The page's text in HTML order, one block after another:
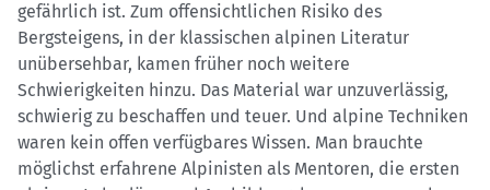
gefährlich ist. Zum offensichtlichen Risiko des
Bergsteigens, in der klassischen alpinen Literatur
unübersehbar, kamen früher noch weitere
Schwierigkeiten hinzu. Das Material war unzuverlässig,
schwierig zu beschaffen und teuer. Und alpine Techniken
waren kein offen verfügbares Wissen. Man brauchte
möglichst erfahrene Alpinisten als Mentoren, die ersten